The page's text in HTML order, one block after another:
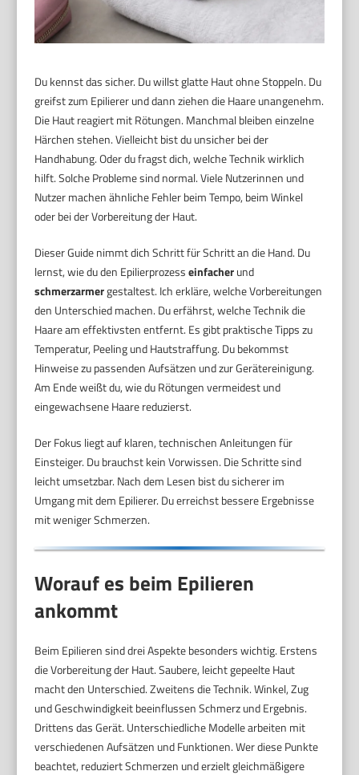
Du kennst das sicher. Du willst glatte Haut ohne Stoppeln. Du
greifst zum Epilierer und dann ziehen die Haare unangenehm.
Die Haut reagiert mit Rötungen. Manchmal bleiben einzelne
Härchen stehen. Vielleicht bist du unsicher bei der
Handhabung. Oder du fragst dich, welche Technik wirklich
hilft. Solche Probleme sind normal. Viele Nutzerinnen und
Nutzer machen ähnliche Fehler beim Tempo, beim Winkel
oder bei der Vorbereitung der Haut.
Dieser Guide nimmt dich Schritt für Schritt an die Hand. Du
lernst, wie du den Epilierprozesseinfacherund
schmerzarmergestaltest. Ich erkläre, welche Vorbereitungen
den Unterschied machen. Du erfährst, welche Technik die
Haare am effektivsten entfernt. Es gibt praktische Tipps zu
Temperatur, Peeling und Hautstraffung. Du bekommst
Hinweise zu passenden Aufsätzen und zur Gerätereinigung.
Am Ende weißt du, wie du Rötungen vermeidest und
eingewachsene Haare reduzierst.
Der Fokus liegt auf klaren, technischen Anleitungen für
Einsteiger. Du brauchst kein Vorwissen. Die Schritte sind
leicht umsetzbar. Nach dem Lesen bist du sicherer im
Umgang mit dem Epilierer. Du erreichst bessere Ergebnisse
mit weniger Schmerzen.
Worauf es beim Epilieren
ankommt
Beim Epilieren sind drei Aspekte besonders wichtig. Erstens
die Vorbereitung der Haut. Saubere, leicht gepeelte Haut
macht den Unterschied. Zweitens die Technik. Winkel, Zug
und Geschwindigkeit beeinflussen Schmerz und Ergebnis.
Drittens das Gerät. Unterschiedliche Modelle arbeiten mit
verschiedenen Aufsätzen und Funktionen. Wer diese Punkte
beachtet, reduziert Schmerzen und erzielt gleichmäßigere